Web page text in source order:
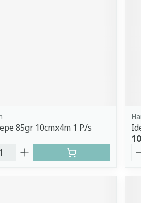
85gr 10cmx4m 1 P/s